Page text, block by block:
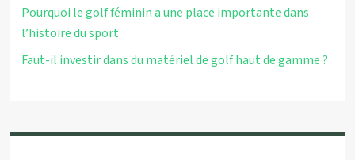
Pourquoi le golf féminin a une place importante dans
l’histoire du sport
Faut-il investir dans du matériel de golf haut de gamme ?